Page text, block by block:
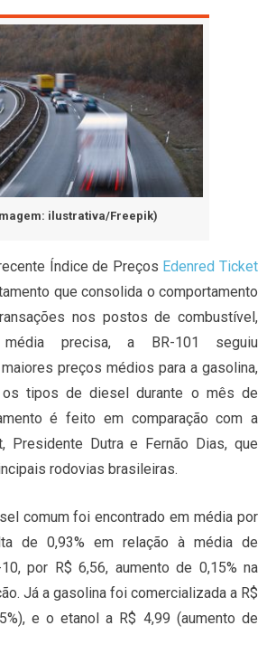
ilustrativa/Freepik)
Índice de Preços Edenred Ticket
que consolida o comportamento
nos postos de combustível,
precisa, a BR-101 seguiu
preços médios para a gasolina,
tipos de diesel durante o mês de
é feito em comparação com a
Presidente Dutra e Fernão Dias, que
rodovias brasileiras.
comum foi encontrado em média por
de 0,93% em relação à média de
por R$ 6,56, aumento de 0,15% na
Já a gasolina foi comercializada a R$
e o etanol a R$ 4,99 (aumento de